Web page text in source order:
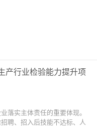
产行业检验能力提升项
落实主体责任的重要体现。
聘、招入后技能不达标、人